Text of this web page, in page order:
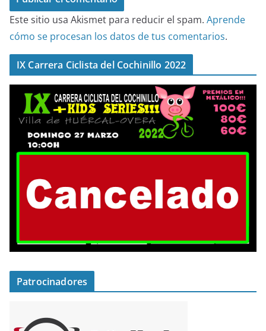
Este sitio usa Akismet para reducir el spam. Aprende
cómo se procesan los datos de tus comentarios.
IX Carrera Ciclista del Cochinillo 2022
Patrocinadores